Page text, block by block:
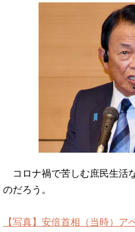
コロナ禍で苦しむ庶民生活
のだろう。
【写真】安倍首相（当時）